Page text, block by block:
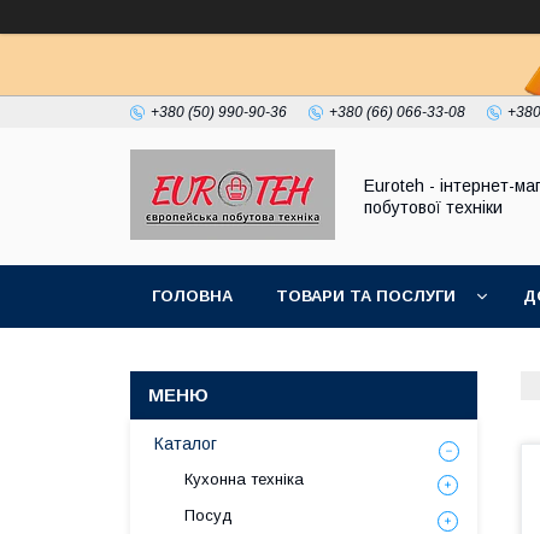
+380 (50) 990-90-36 +380 (66) 066-33-08
Euroteh - інтернет-
побутової техніки
ГОЛОВНА ТОВАРИ ТА ПОСЛУГИ
Каталог
Кухонна техніка
Посуд